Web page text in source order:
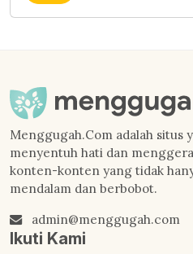
Menggugah.Com adalah situs
menyentuh hati dan
konten-konten yang tidak
mendalam dan berbobot.
admin@menggugah.com
Ikuti Kami